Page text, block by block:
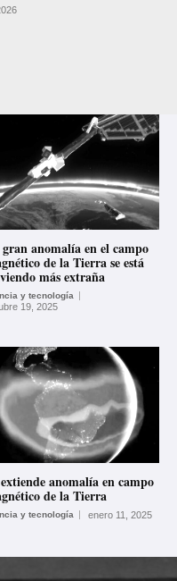
anomalía en el campo
de la Tierra se está
más extraña
y tecnología
19, 2025
anomalía en campo
de la Tierra
y tecnología enero 11, 2025